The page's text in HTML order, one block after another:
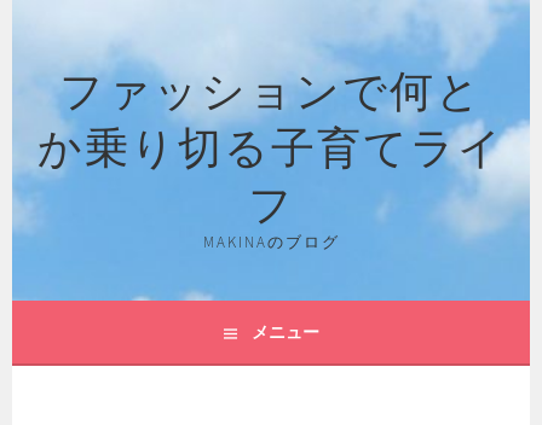
ファッションで何と
か乗り切る子育てライ
フ
MAKINAのブログ
メニュー